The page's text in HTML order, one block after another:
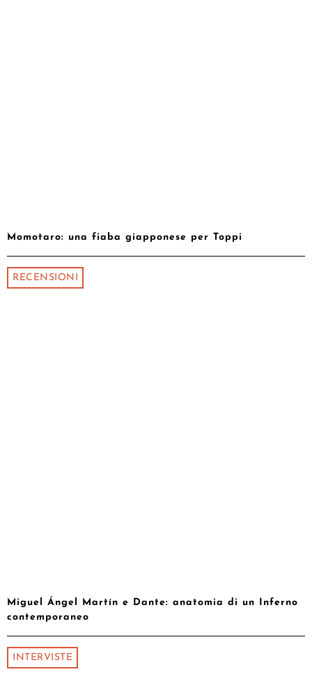
Momotaro: una fiaba giapponese per Toppi
RECENSIONI
Miguel Ángel Martín e Dante: anatomia di un Inferno
contemporaneo
INTERVISTE